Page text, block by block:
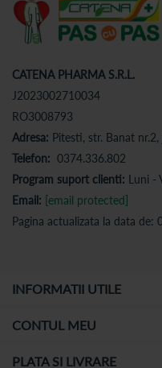
CATENA PHARMA S.R.L.
J2023002710034
RO3008793
Adresa: Pitesti, str. Banat
Telefon: 0374.336.802
Program suport clienti: Luni -
Email: [email protected]
Pagina actualizata la data
INFORMATII UTILE
CONTUL MEU
PLATA SI LIVRARE